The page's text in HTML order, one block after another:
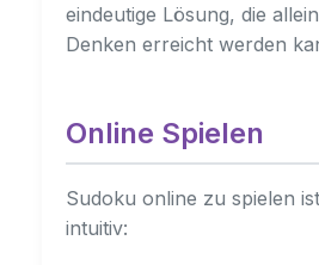
eindeutige Lösung, die
Denken erreicht werden
Online Spielen
Sudoku online zu spielen
intuitiv: